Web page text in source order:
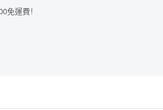
免運費!